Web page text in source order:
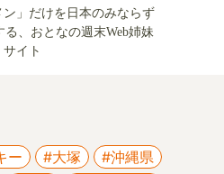
ン」だけを日本のみならず
、おとなの週末Web姉妹
サイト
ー #大塚
#沖縄県